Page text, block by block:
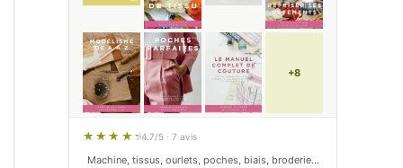
+8
4.7/5 · 7 avis
Machine, tissus, ourlets, poches, biais, broderie…